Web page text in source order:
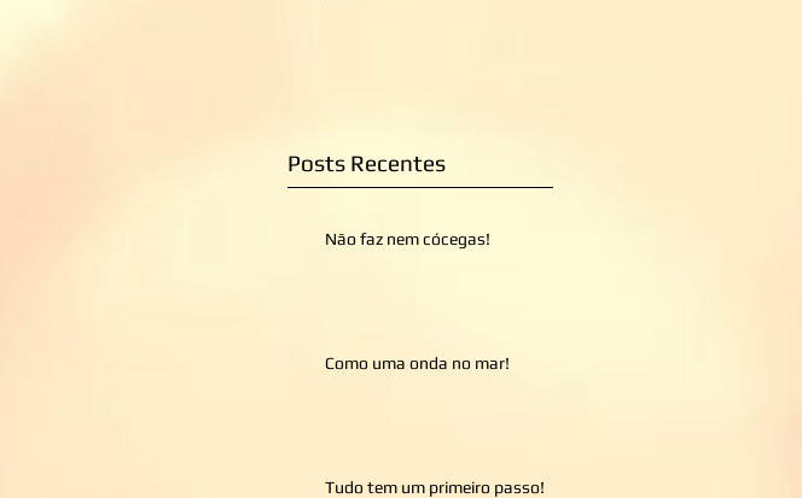
Posts Recentes
Não faz nem cócegas!
Como uma onda no mar!
Tudo tem um primeiro passo!